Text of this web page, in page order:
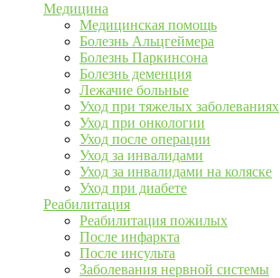
Медицина
Медицинская помощь
Болезнь Альцгеймера
Болезнь Паркинсона
Болезнь деменция
Лежачие больные
Уход при тяжелых заболеваниях
Уход при онкологии
Уход после операции
Уход за инвалидами
Уход за инвалидами на коляске
Уход при диабете
Реабилитация
Реабилитация пожилых
После инфаркта
После инсульта
Заболевания нервной системы